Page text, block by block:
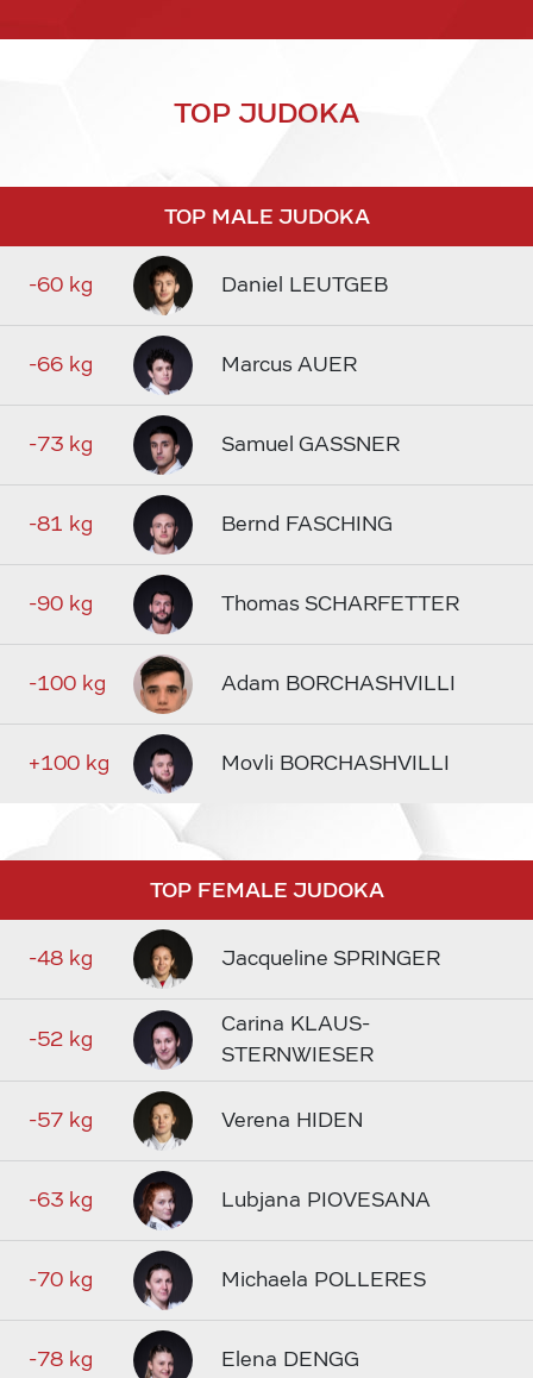
TOP JUDOKA
TOP MALE JUDOKA
-60 kg Daniel LEUTGEB
-66 kg Marcus AUER
-73 kg Samuel GASSNER
-81 kg Bernd FASCHING
-90 kg Thomas SCHARFETTER
-100 kg Adam BORCHASHVILLI
+100 kg Movli BORCHASHVILLI
TOP FEMALE JUDOKA
-48 kg Jacqueline SPRINGER
-52 kg
Carina KLAUS-
STERNWIESER
-57 kg Verena HIDEN
-63 kg Lubjana PIOVESANA
-70 kg Michaela POLLERES
-78 kg Elena DENGG